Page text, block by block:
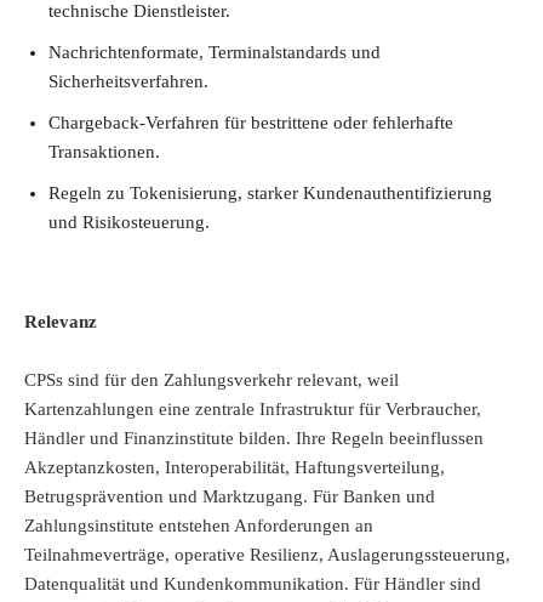
technische Dienstleister.
Nachrichtenformate, Terminalstandards und
Sicherheitsverfahren.
Chargeback-Verfahren für bestrittene oder fehlerhafte
Transaktionen.
Regeln zu Tokenisierung, starker Kundenauthentifizierung
und Risikosteuerung.
Relevanz
CPSs sind für den Zahlungsverkehr relevant, weil
Kartenzahlungen eine zentrale Infrastruktur für Verbraucher,
Händler und Finanzinstitute bilden. Ihre Regeln beeinflussen
Akzeptanzkosten, Interoperabilität, Haftungsverteilung,
Betrugsprävention und Marktzugang. Für Banken und
Zahlungsinstitute entstehen Anforderungen an
Teilnahmeverträge, operative Resilienz, Auslagerungssteuerung,
Datenqualität und Kundenkommunikation. Für Händler sind